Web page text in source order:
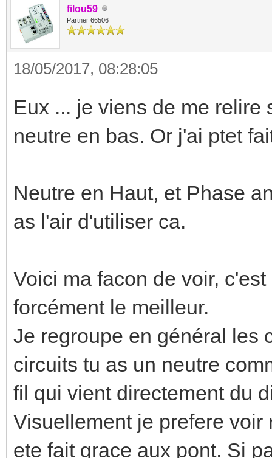
filou59
Partner 66506
18/05/2017, 08:28:05
Eux ... je viens de me
neutre en bas. Or j'ai ptet
Neutre en Haut, et Phase
as l'air d'utiliser ca.
Voici ma facon de voir,
forcément le meilleur.
Je regroupe en général les
circuits tu as un neutre
fil qui vient directement du
Visuellement je prefere
ete fait grace aux pont. Si